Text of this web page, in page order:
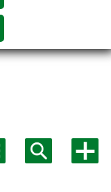
Mostrar
buscadormás